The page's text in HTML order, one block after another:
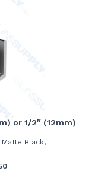
or 1/2″ (12mm)
Black,
Price